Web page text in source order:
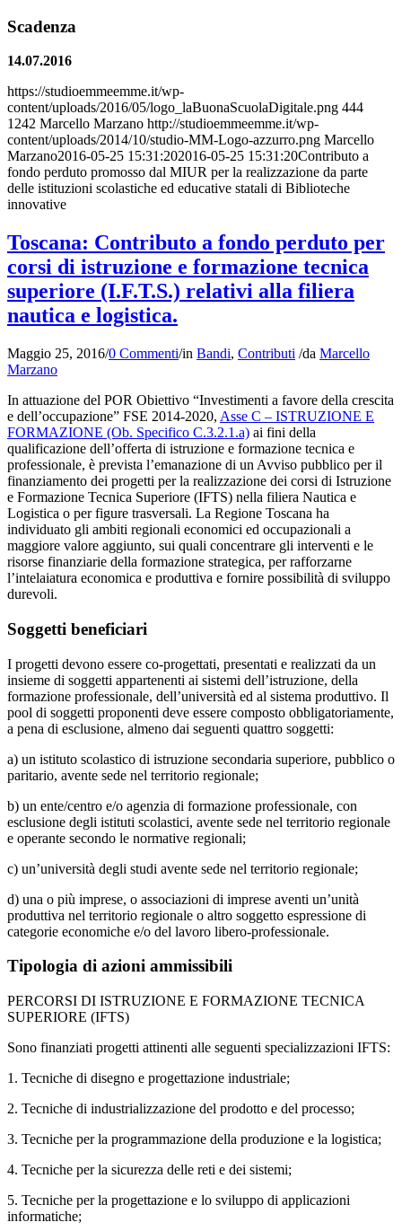
Scadenza
14.07.2016
https://studioemmeemme.it/wp-
content/uploads/2016/05/logo_laBuonaScuolaDigitale.png 444
1242 Marcello Marzano http://studioemmeemme.it/wp-
content/uploads/2014/10/studio-MM-Logo-azzurro.png Marcello
Marzano2016-05-25 15:31:202016-05-25 15:31:20Contributo a
fondo perduto promosso dal MIUR per la realizzazione da parte
delle istituzioni scolastiche ed educative statali di Biblioteche
innovative
Toscana: Contributo a fondo perduto per
corsi di istruzione e formazione tecnica
superiore (I.F.T.S.) relativi alla filiera
nautica e logistica.
Maggio 25, 2016/0 Commenti/in Bandi, Contributi /da Marcello
Marzano
In attuazione del POR Obiettivo “Investimenti a favore della crescita
e dell’occupazione” FSE 2014-2020, Asse C – ISTRUZIONE E
FORMAZIONE (Ob. Specifico C.3.2.1.a) ai fini della
qualificazione dell’offerta di istruzione e formazione tecnica e
professionale, è prevista l’emanazione di un Avviso pubblico per il
finanziamento dei progetti per la realizzazione dei corsi di Istruzione
e Formazione Tecnica Superiore (IFTS) nella filiera Nautica e
Logistica o per figure trasversali. La Regione Toscana ha
individuato gli ambiti regionali economici ed occupazionali a
maggiore valore aggiunto, sui quali concentrare gli interventi e le
risorse finanziarie della formazione strategica, per rafforzarne
l’intelaiatura economica e produttiva e fornire possibilità di sviluppo
durevoli.
Soggetti beneficiari
I progetti devono essere co-progettati, presentati e realizzati da un
insieme di soggetti appartenenti ai sistemi dell’istruzione, della
formazione professionale, dell’università ed al sistema produttivo. Il
pool di soggetti proponenti deve essere composto obbligatoriamente,
a pena di esclusione, almeno dai seguenti quattro soggetti:
a) un istituto scolastico di istruzione secondaria superiore, pubblico o
paritario, avente sede nel territorio regionale;
b) un ente/centro e/o agenzia di formazione professionale, con
esclusione degli istituti scolastici, avente sede nel territorio regionale
e operante secondo le normative regionali;
c) un’università degli studi avente sede nel territorio regionale;
d) una o più imprese, o associazioni di imprese aventi un’unità
produttiva nel territorio regionale o altro soggetto espressione di
categorie economiche e/o del lavoro libero-professionale.
Tipologia di azioni ammissibili
PERCORSI DI ISTRUZIONE E FORMAZIONE TECNICA
SUPERIORE (IFTS)
Sono finanziati progetti attinenti alle seguenti specializzazioni IFTS:
1. Tecniche di disegno e progettazione industriale;
2. Tecniche di industrializzazione del prodotto e del processo;
3. Tecniche per la programmazione della produzione e la logistica;
4. Tecniche per la sicurezza delle reti e dei sistemi;
5. Tecniche per la progettazione e lo sviluppo di applicazioni
informatiche;